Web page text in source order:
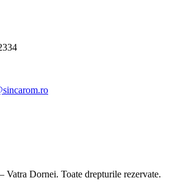
Dornei. Toate drepturile rezervate.